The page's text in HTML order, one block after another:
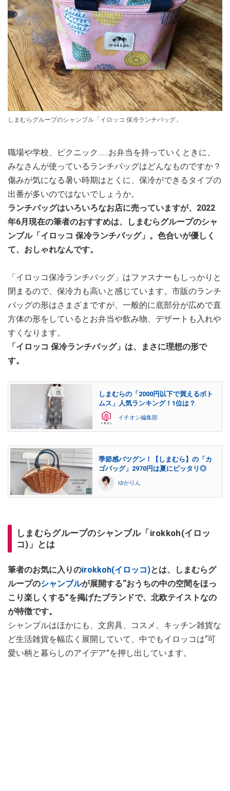
しまむらグループのシャンブル「イロッコ 保冷ランチバッグ」
職場や学校、ピクニック……お弁当を持っていくときに、
みなさんが使っているランチバッグはどんなものですか？
傷みが気になる暑い時期はとくに、保冷ができるタイプの
出番が多いのではないでしょうか。
ランチバッグはいろいろなお店に売っていますが、2022
年6月現在の筆者のおすすめは、しまむらグループのシャ
ンブル「イロッコ 保冷ランチバッグ」。色合いが優しく
て、おしゃれなんです。
「イロッコ保冷ランチバッグ」はファスナーもしっかりと
閉まるので、保冷力も高いと感じています。市販のランチ
バッグの形はさまざまですが、一般的に底部分が広めで直
方体の形をしているとお弁当や飲み物、デザートも入れや
すくなります。
「イロッコ 保冷ランチバッグ」は、まさに理想の形で
す。
しまむらの「2000円以下で買えるボト
ムス」人気ランキング！1位は？
イチオシ編集部
季節感バツグン！【しまむら】の「カ
ゴバッグ」2970円は夏にピッタリ◎
ゆかりん
しまむらグループのシャンブル「irokkoh(イロッ
コ)」とは
筆者のお気に入りのirokkoh(イロッコ)とは、しまむらグ
ループのシャンブルが展開する“おうちの中の空間をほっ
こり楽しくする”を掲げたブランドで、北欧テイストなの
が特徴です。
シャンブルはほかにも、文房具、コスメ、キッチン雑貨な
ど生活雑貨を幅広く展開していて、中でもイロッコは“可
愛い柄と暮らしのアイデア”を押し出しています。